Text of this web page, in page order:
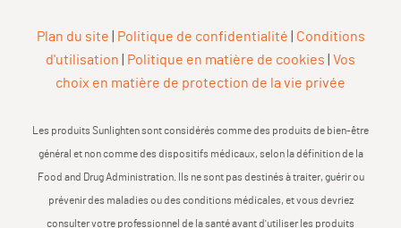
Plan du site Politique de confidentialité
Conditions
d'utilisation
Politique en matière de cookies
Vos
choix en matière de protection de la vie privée
Les produits Sunlighten sont considérés comme des produits de bien-être
général et non comme des dispositifs médicaux, selon la définition de la
Food and Drug Administration. Ils ne sont pas destinés à traiter, guérir ou
prévenir des maladies ou des conditions médicales, et vous devriez
consulter votre professionnel de la santé avant d'utiliser les produits